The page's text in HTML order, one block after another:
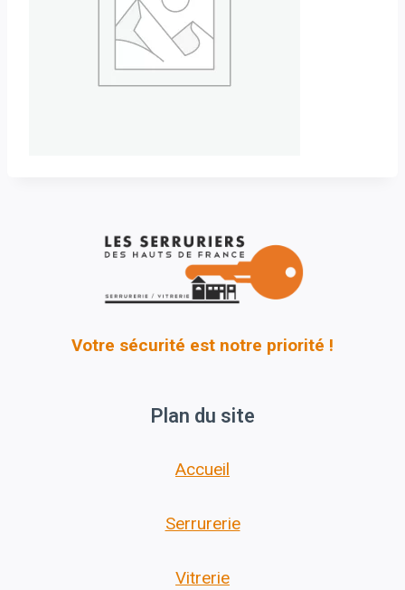
Votre sécurité est notre priorité !
Plan du site
Accueil
Serrurerie
Vitrerie